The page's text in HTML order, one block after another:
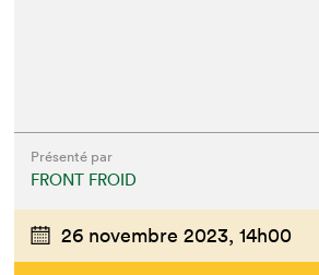
Présenté par
FRONT FROID
26 novembre 2023, 14h00